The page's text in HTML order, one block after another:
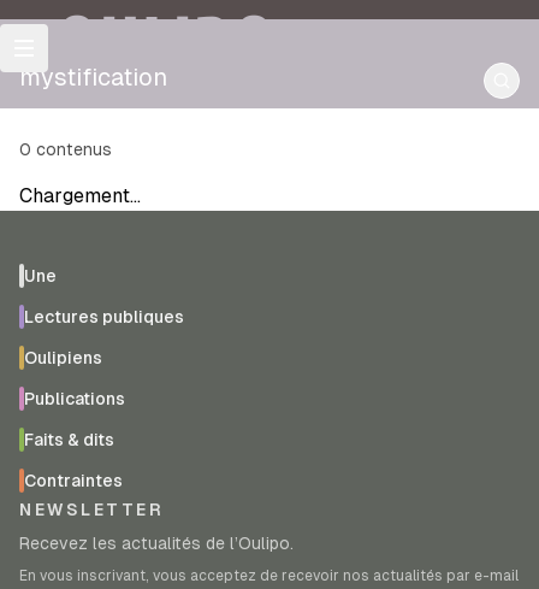
OULIPO
mystification
0 contenus
Chargement…
Une
Lectures publiques
Oulipiens
Publications
Faits & dits
Contraintes
NEWSLETTER
Recevez les actualités de l’Oulipo.
En vous inscrivant, vous acceptez de recevoir nos actualités par e-mail